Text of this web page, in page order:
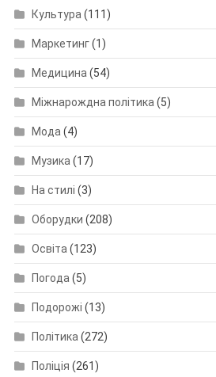
Культура (111)
Маркетинг(1)
Медицина (54)
Міжнарождна політика (5)
Мода (4)
Музика (17)
На стилі (3)
Оборудки (208)
Освіта (123)
Погода (5)
Подорожі (13)
Політика (272)
Поліція (261)